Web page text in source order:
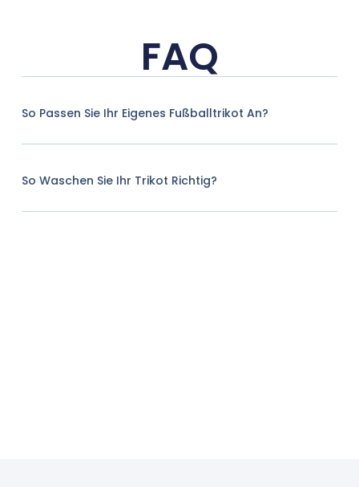
FAQ
So Passen Sie Ihr Eigenes Fußballtrikot An?
So Waschen Sie Ihr Trikot Richtig?